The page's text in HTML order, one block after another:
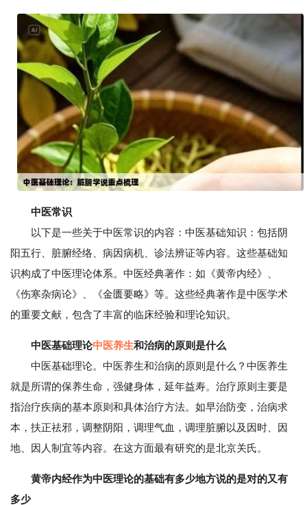
中医常识
以下是一些关于中医常识的内容：中医基础知识：包括阴
阳五行、脏腑经络、病因病机、诊法辨证等内容。这些基础知
识构成了中医理论体系。中医经典著作：如《黄帝内经》、
《伤寒杂病论》、《金匮要略》等。这些经典著作是中医学术
的重要文献，包含了丰富的临床经验和理论知识。
中医基础理论中医养生和治病的原则是什么
中医基础理论。中医养生和治病的原则是什么？中医养生
就是所谓的保养生命，强健身体，延年益寿。治疗原则主要是
指治疗疾病的基本原则和具体治疗方法。如早治防变，治病求
本，扶正祛邪，调整阴阳，调理气血，调理脏腑以及因时、因
地、因人制宜等内容。在这方面最有研究的是北京关氏。
黄帝内经作为中医理论的基础有多少地方说的是对的又有
多少